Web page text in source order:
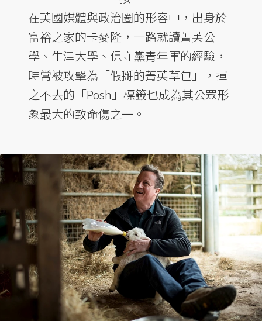
在英國媒體與政治圈的形容中，出身於
富裕之家的卡麥隆，一路就讀菁英公
學、牛津大學、保守黨青年軍的經驗，
時常被攻擊為「假掰的菁英草包」，揮
之不去的「Posh」標籤也成為其公眾形
象最大的致命傷之一。